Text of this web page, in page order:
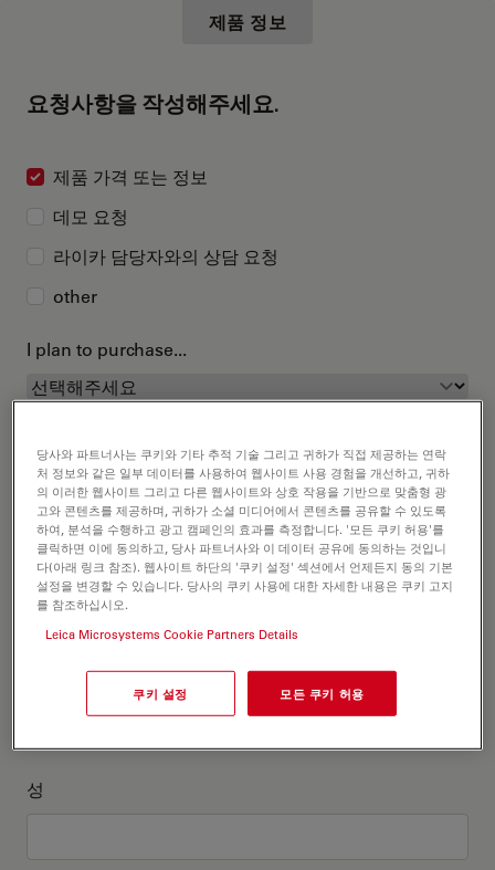
제품 정보
요청사항을 작성해주세요.
제품 가격 또는 정보
데모 요청
라이카 담당자와의 상담 요청
other
I plan to purchase...
고객정보를 작성해주세요
직위 선택 사항:
성
당사와 파트너사는 쿠키와 기타 추적 기술 그리고 귀하가 직접 제공하는 연락
처 정보와 같은 일부 데이터를 사용하여 웹사이트 사용 경험을 개선하고, 귀하
의 이러한 웹사이트 그리고 다른 웹사이트와 상호 작용을 기반으로 맞춤형 광
고와 콘텐츠를 제공하며, 귀하가 소셜 미디어에서 콘텐츠를 공유할 수 있도록
하여, 분석을 수행하고 광고 캠페인의 효과를 측정합니다. '모든 쿠키 허용'를
클릭하면 이에 동의하고, 당사 파트너사와 이 데이터 공유에 동의하는 것입니
다(아래 링크 참조). 웹사이트 하단의 '쿠키 설정' 섹션에서 언제든지 동의 기본
설정을 변경할 수 있습니다. 당사의 쿠키 사용에 대한 자세한 내용은 쿠키 고지
를 참조하십시오.
Leica Microsystems Cookie Partners Details
쿠키 설정 모든 쿠키 허용